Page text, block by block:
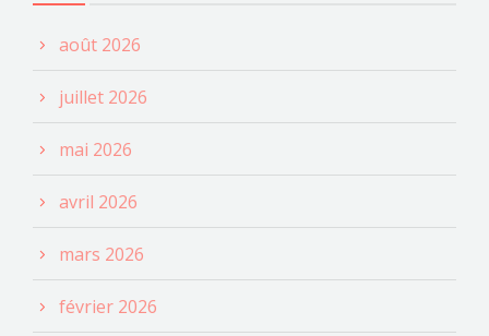
août 2026
juillet 2026
mai 2026
avril 2026
mars 2026
février 2026